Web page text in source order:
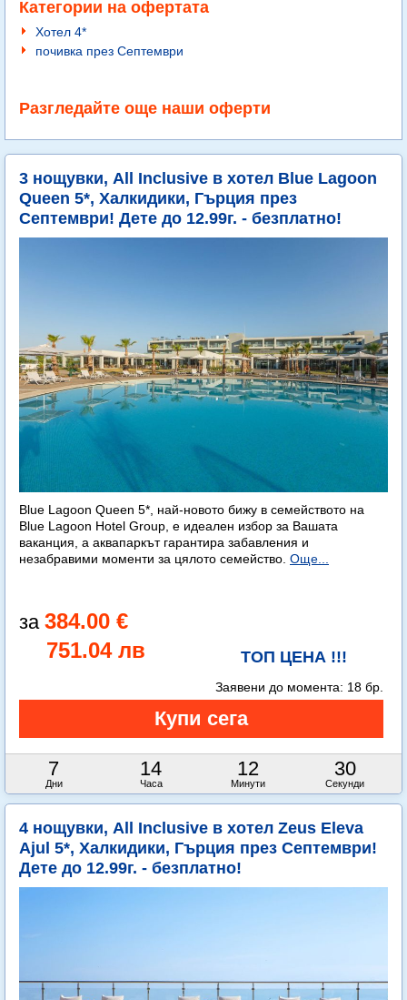
Категории на офертата
Хотел 4*
почивка през Септември
Разгледайте още наши оферти
3 нощувки, All Inclusive в хотел Blue Lagoon
Queen 5*, Халкидики, Гърция през
Септември! Дете до 12.99г. - безплатно!
Blue Lagoon Queen 5*, най-новото бижу в семейството на
Blue Lagoon Hotel Group, е идеален избор за Вашата
ваканция, а аквапаркът гарантира забавления и
незабравими моменти за цялото семейство. Още...
384.00 €
751.04 лв
ТОП ЦЕНА !!!
7
Дни
14
Часа
12
Минути
29
Секунди
Заявени до момента: 18 бр.
4 нощувки, All Inclusive в хотел Zeus Eleva
Ajul 5*, Халкидики, Гърция през Септември!
Дете до 12.99г. - безплатно!